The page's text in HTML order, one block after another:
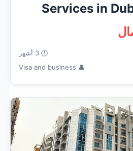
Services in
🕒 3 أشهر
👤 Visa and business